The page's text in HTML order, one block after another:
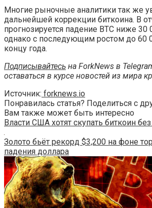
Многие рыночные аналитики так же
дальнейшей коррекции биткоина. В
прогнозируется падение BTC ниже 30
однако с последующим ростом до 60
концу года.
Подписывайтесь на ForkNews в
оставаться в курсе новостей из мира
Источник: forknews.io
Понравилась статья? Поделиться с
Вам также может быть интересно
Власти США хотят скупать биткоин
Золото бьёт рекорд $3,200 на фоне
падения доллара